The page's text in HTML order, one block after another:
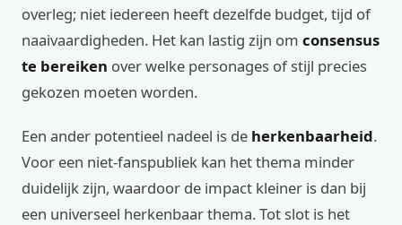
overleg; niet iedereen heeft dezelfde budget, tijd of
naaivaardigheden. Het kan lastig zijn om consensus
te bereiken over welke personages of stijl precies
gekozen moeten worden.
Een ander potentieel nadeel is de herkenbaarheid.
Voor een niet-fanspubliek kan het thema minder
duidelijk zijn, waardoor de impact kleiner is dan bij
een universeel herkenbaar thema. Tot slot is het